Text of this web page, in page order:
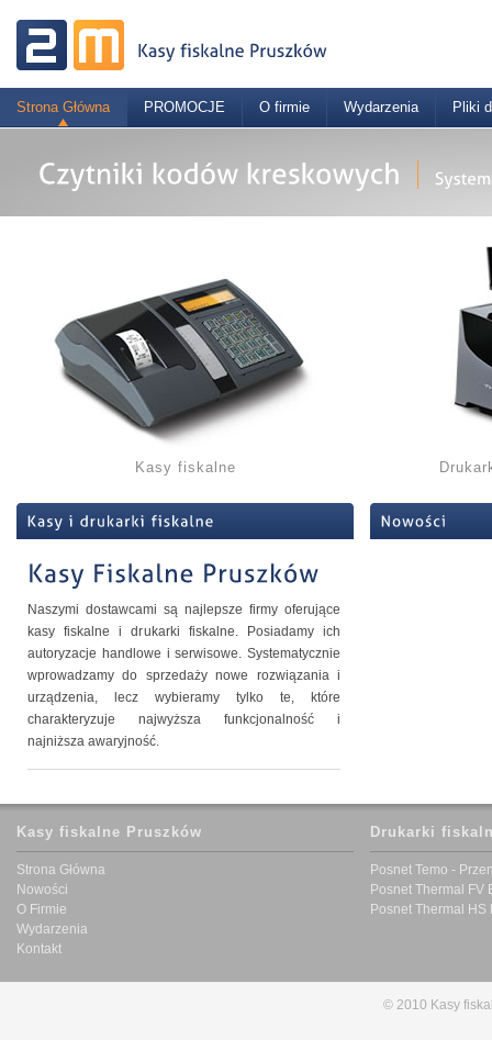
Strona Główna PROMOCJE O firmie Wydarzenia Pliki
Kasy fiskalne
Naszymi dostawcami są najlepsze firmy oferujące
kasy fiskalne i drukarki fiskalne. Posiadamy ich
autoryzacje handlowe i serwisowe. Systematycznie
wprowadzamy do sprzedaży nowe rozwiązania i
urządzenia, lecz wybieramy tylko te, które
charakteryzuje najwyższa funkcjonalność i
najniższa awaryjność.
Kasy fiskalne Pruszków
Strona Główna
Nowości
O Firmie
Wydarzenia
Kontakt
Drukarki
Posnet Temo -
Posnet Thermal FV
Posnet Thermal HS
© 2010 Kasy